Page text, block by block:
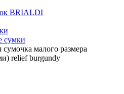
BRIALDI
сумки
малого размера
relief burgundy